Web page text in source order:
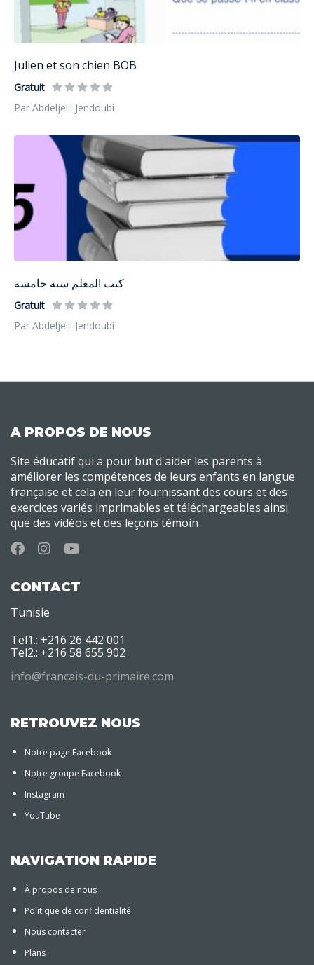
Julien et son chien BOB
Gratuit
Par Abdeljelil Jendoubi
كتب المعلم سنة خامسة
Gratuit
Par Abdeljelil Jendoubi
A PROPOS DE NOUS
Site éducatif qui a pour but d'aider les parents à
améliorer les compétences de leurs enfants en langue
française et cela en leur fournissant des cours et des
exercices variés imprimables et téléchargeables ainsi
que des vidéos et des leçons témoin
CONTACT
Tunisie
Tel1.: +216 26 442 001
Tel2.: +216 58 655 902
info@francais-du-primaire.com
RETROUVEZ NOUS
Notre page Facebook
Notre groupe Facebook
Instagram
YouTube
NAVIGATION RAPIDE
À propos de nous
Politique de confidentialité
Nous contacter
Plans